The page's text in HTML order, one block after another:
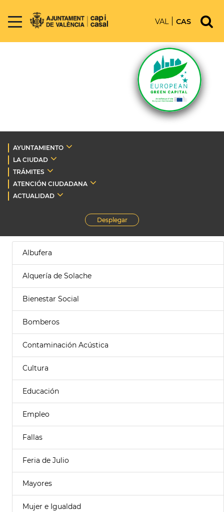
VAL CAS
AYUNTAMIENTO
LA CIUDAD
TRÁMITES
ATENCIÓN CIUDADANA
ACTUALIDAD
Desplegar
Albufera
Alquería de Solache
Bienestar Social
Bomberos
Contaminación Acústica
Cultura
Educación
Empleo
Fallas
Feria de Julio
Mayores
Mujer e Igualdad